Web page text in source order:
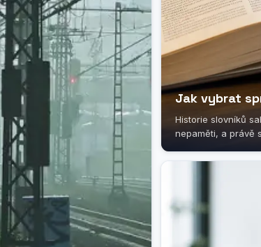
Jak vybrat
Historie slovníků
nepaměti, a právě